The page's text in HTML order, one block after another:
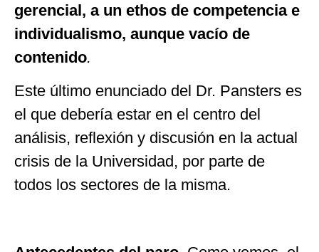
gerencial, a un ethos de competencia e
individualismo, aunque vacío de
contenido.
Este último enunciado del Dr. Pansters es
el que debería estar en el centro del
análisis, reflexión y discusión en la actual
crisis de la Universidad, por parte de
todos los sectores de la misma.